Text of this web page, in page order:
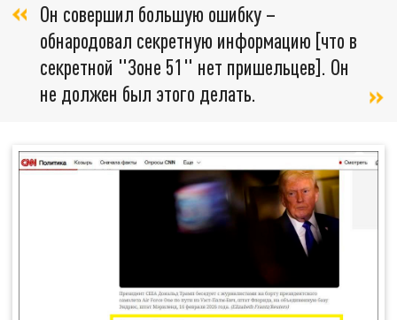
Он совершил большую ошибку –
обнародовал секретную информацию [что в
секретной "Зоне 51" нет пришельцев]. Он
не должен был этого делать.